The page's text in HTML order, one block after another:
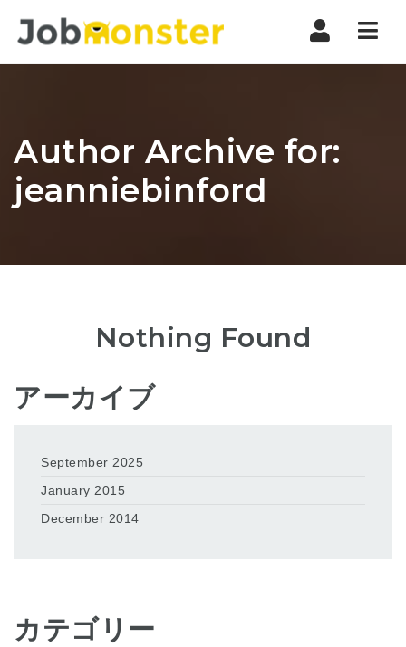
Author Archive for:
jeanniebinford
Nothing Found
アーカイブ
September 2025
January 2015
December 2014
カテゴリー